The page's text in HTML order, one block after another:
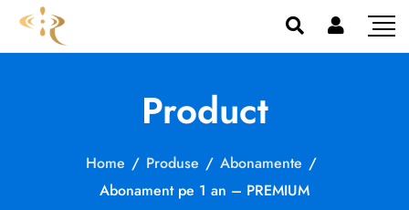
Product
Home / Produse / Abonamente /
Abonament pe 1 an – PREMIUM